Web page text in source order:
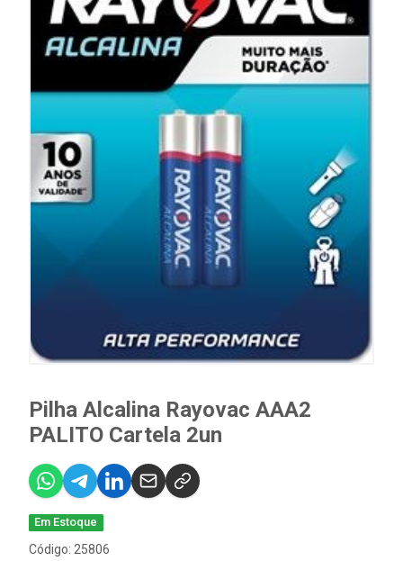
Pilha Alcalina Rayovac AAA2
PALITO Cartela 2un
Em Estoque
Código: 25806